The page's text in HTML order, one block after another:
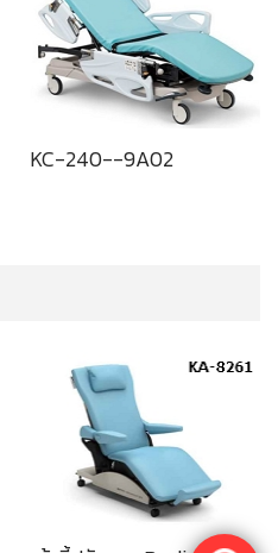
KC-240--9A02